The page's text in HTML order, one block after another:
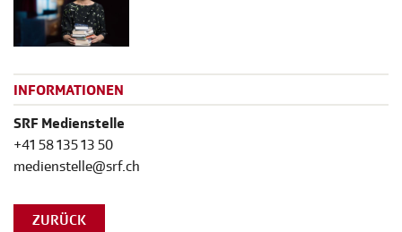
INFORMATIONEN
SRF Medienstelle
+41 58 135 13 50
medienstelle@srf.ch
ZURÜCK